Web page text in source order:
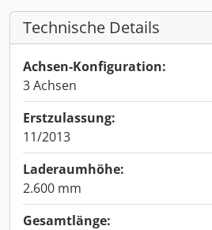
Technische Details
Achsen-Konfiguration:
3 Achsen
Erstzulassung:
11/2013
Laderaumhöhe:
2.600 mm
Gesamtlänge: